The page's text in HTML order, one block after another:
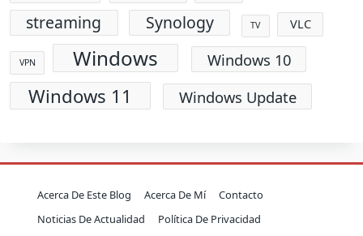
streaming Synology TV VLC
VPN Windows Windows 10
Windows 11 Windows Update
Acerca De Este Blog Acerca De Mí
Contacto
Noticias De Actualidad
Política De Privacidad